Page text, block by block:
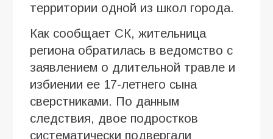
территории одной из школ города.
Как сообщает СК, жительница
региона обратилась в ведомство с
заявлением о длительной травле и
избиении ее 17-летнего сына
сверстниками. По данным
следствия, двое подростков
систематически подвергали